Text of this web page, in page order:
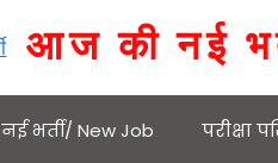
आज की नई
नई भर्ती/ New Job परीक्षा